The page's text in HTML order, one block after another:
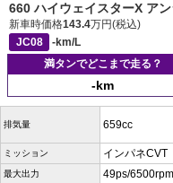
660 ハイウェイスターX ア
新車時価格143.4万円(税込)
JC08
-km/L
満タンでどこまで走る？
-km
排気量 659cc
ミッション インパネCVT
最大出力 49ps/6500rpm